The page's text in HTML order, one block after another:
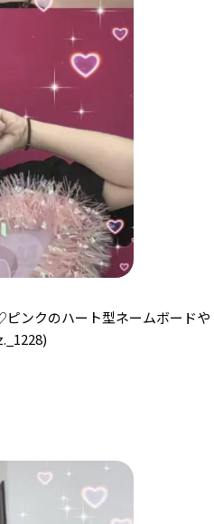
ンクのハート型ネームボードや